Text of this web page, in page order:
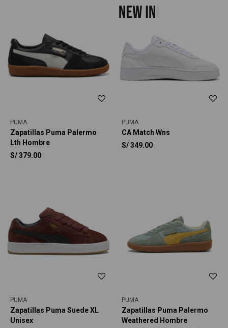
PUMA
Zapatillas Puma Palermo
Lth Hombre
S/379.00
PUMA
CA Match Wns
S/349.00
PUMA
Zapatillas Puma Suede XL
Unisex
PUMA
Zapatillas Puma Palermo
Weathered Hombre